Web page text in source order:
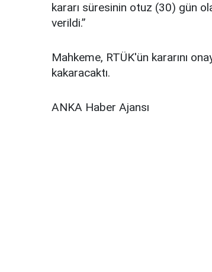
kararı süresinin otuz (30) gün
verildi.”
Mahkeme, RTÜK'ün kararını
kakaracaktı.
ANKA Haber Ajansı